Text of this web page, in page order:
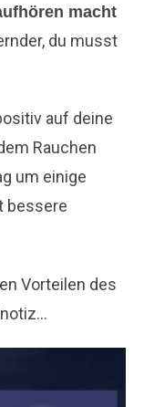
macht
du musst
auf deine
Rauchen
um einige
bessere
Vorteilen des